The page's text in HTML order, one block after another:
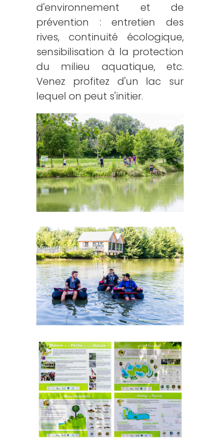
d'environnement et de
prévention : entretien des
rives, continuité écologique,
sensibilisation à la protection
du milieu aquatique, etc.
Venez profitez d'un lac sur
lequel on peut s'initier.